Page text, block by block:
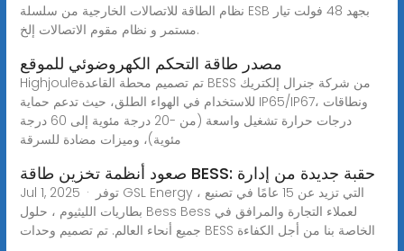
نظام الطاقة للاتصالات الخارجية من سلسلة ESB بجهد 48 فولت تيار
مستمر و نظام مقوم الاتصالات إلخ.
مصدر طاقة التحكم الكهروضوئي للموقع
Highjouleتم تصميم محطة القاعدة BESS من شركة جنرال إلكتريك
للاستخدام في الهواء الطلق، حيث تدعم حماية IP65/IP67، ونطاقات
درجات حرارة تشغيل واسعة (من -20 درجة مئوية إلى 60 درجة
مئوية)، وميزات مضادة للسرقة
صعود أنظمة تخزين طاقة BESS: حقبة جديدة من إدارة
Jul 1, 2025 · توفر GSL Energy ، التي تزيد عن 15 عامًا في تصنيع
بطاريات الليثيوم ، حلول Bess Bess لعملاء التجارة والمرافق في
جميع أنحاء العالم. تم تصميم وحدات BESS الخاصة بنا من أجل الكفاءة